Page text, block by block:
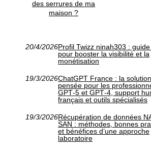
des serrures de ma
maison ?
20/4/2026Profil Twizz ninah303 :
pour booster la visibilité et la
monétisation
19/3/2026ChatGPT France : la
pensée pour les
GPT‑5 et GPT‑4, support
français et outils spécialisés
19/3/2026Récupération de données
SAN : méthodes, bonnes
et bénéfices d’une approche
laboratoire